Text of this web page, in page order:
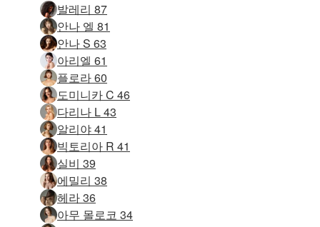
발레리 87
안나 엘 81
안나 S 63
아리엘 61
플로라 60
도미니카 C 46
다리나 L 43
알리야 41
빅토리아 R 41
실비 39
에밀리 38
헤라 36
아무 몰로코 34